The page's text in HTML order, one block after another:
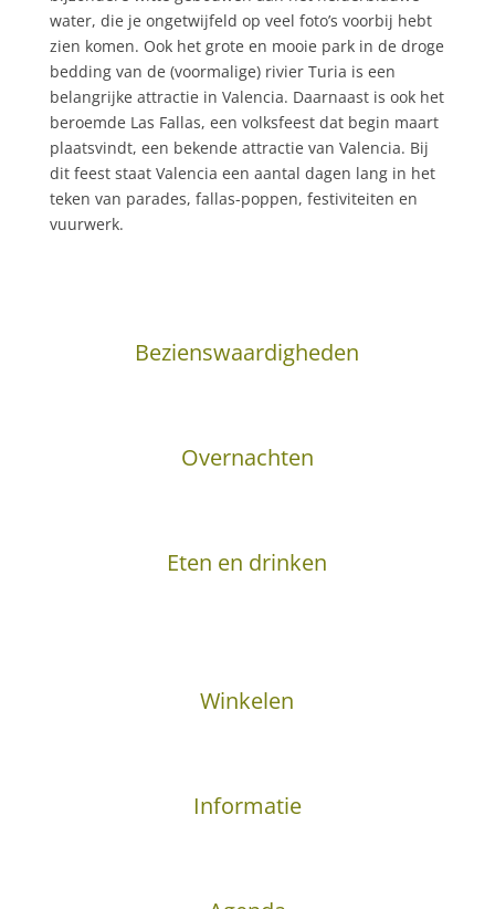
water, die je ongetwijfeld op veel foto’s voorbij hebt
zien komen. Ook het grote en mooie park in de droge
bedding van de (voormalige) rivier Turia is een
belangrijke attractie in Valencia. Daarnaast is ook het
beroemde Las Fallas, een volksfeest dat begin maart
plaatsvindt, een bekende attractie van Valencia. Bij
dit feest staat Valencia een aantal dagen lang in het
teken van parades, fallas-poppen, festiviteiten en
vuurwerk.
Bezienswaardigheden
Overnachten
Eten en drinken
Winkelen
Informatie